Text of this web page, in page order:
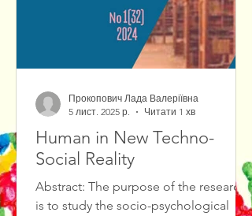
Human in New Techno-
Social Reality
Abstract: The purpose of the research
is to study the socio-psychological
Прокопович Лада Валеріївна
5 лист. 2025 р.
Читати 1 хв